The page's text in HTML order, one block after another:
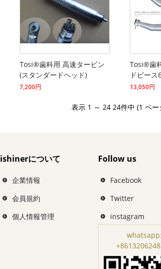
Tosi®歯科用 高速タービン
(スタンダードヘッド)
7,200円
Tosi®歯
ドピー
13,050円
表示 1 ～ 24 24件中 (1 ペー
ishinerについて
企業情報
会員規約
個人情報管理
Follow us
Facebook
Twitter
instagram
whatsapp: